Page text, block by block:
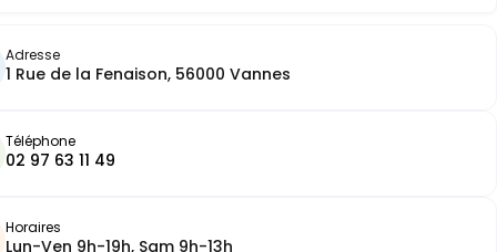
Adresse
1 Rue de la Fenaison, 56000 Vannes
Téléphone
02 97 63 11 49
Horaires
Lun-Ven 9h-19h, Sam 9h-13h